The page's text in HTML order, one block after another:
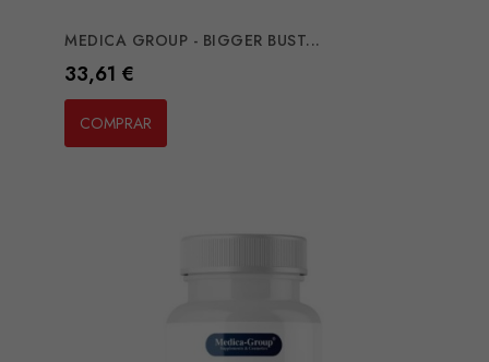
MEDICA GROUP - BIGGER BUST...
Preço
33,61 €
COMPRAR